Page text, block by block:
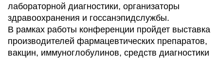
лабораторной диагностики, организаторы
здравоохранения и госсанэпидслужбы.
В рамках работы конференции пройдет выставка
производителей фармацевтических препаратов,
вакцин, иммуноглобулинов, средств диагностики